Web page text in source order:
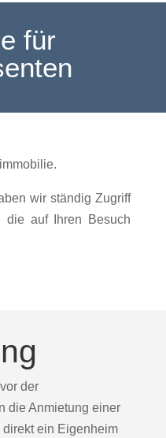
für
wir ständig Zugriff
die auf Ihren Besuch
der
die Anmietung einer
direkt ein Eigenheim